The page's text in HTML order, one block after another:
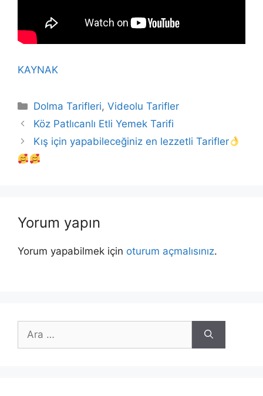
KAYNAK
Kategoriler
Dolma Tarifleri,Videolu Tarifler
Köz Patlıcanlı Etli Yemek Tarifi
Kış için yapabileceğiniz en lezzetli Tarifler
Yorum yapın
Yorum yapabilmek için oturum açmalısınız.
ara